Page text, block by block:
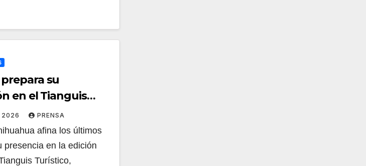
su
en el Tianguis
2026 PRENSA
afina los últimos
presencia en la edición
Turístico,